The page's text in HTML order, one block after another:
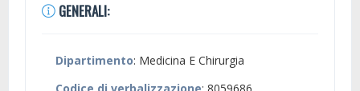
GENERALI:
Dipartimento: Medicina E Chirurgia